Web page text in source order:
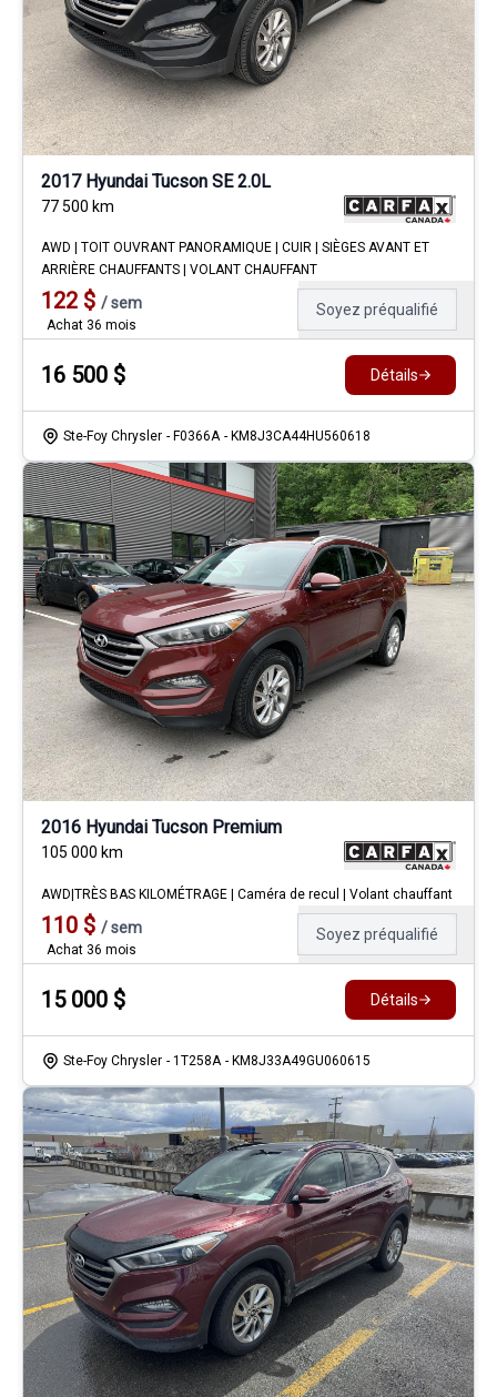
2017 Hyundai Tucson SE 2.0L
77 500 km
AWD | TOIT OUVRANT PANORAMIQUE | CUIR | SIÈGES AVANT ET
ARRIÈRE CHAUFFANTS | VOLANT CHAUFFANT
122 $ /sem
Achat 36 mois
Soyez préqualifié
16 500 $ Détails
Ste-Foy Chrysler - F0366A - KM8J3CA44HU560618
2016 Hyundai Tucson Premium
105 000 km
AWD|TRÈS BAS KILOMÉTRAGE | Caméra de recul | Volant chauffant
110 $ /sem
Achat 36 mois
Soyez préqualifié
15 000 $ Détails
Ste-Foy Chrysler - 1T258A - KM8J33A49GU060615